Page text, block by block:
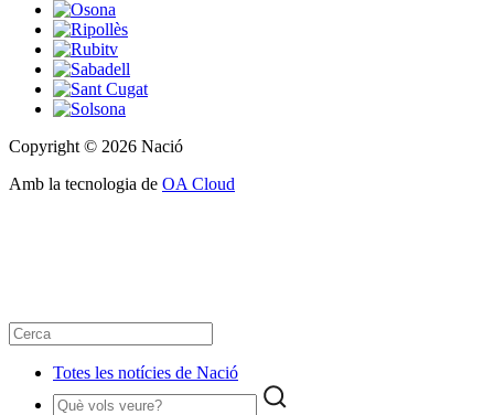
Copyright © 2026 Nació
Amb la tecnologia de OA Cloud
Totes les notícies de Nació